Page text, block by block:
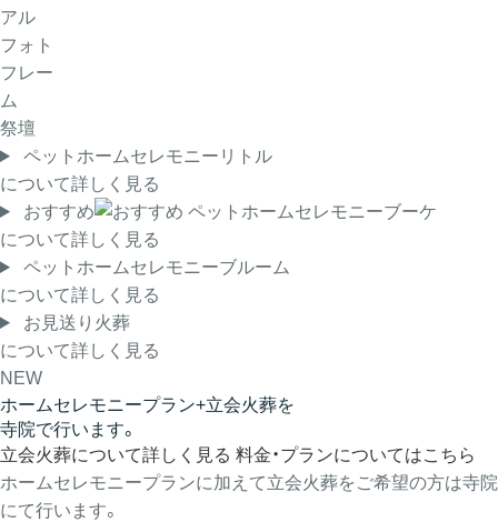
アル
フォト
フレー
ム
祭壇
ペットホームセレモニーリトル
について詳しく見る
おすすめ
ペットホームセレモニーブーケ
について詳しく見る
ペットホームセレモニーブルーム
について詳しく見る
お見送り火葬
について詳しく見る
NEW
ホームセレモニープラン+立会火葬を
寺院で行います。
立会火葬について詳しく見る 料金・プランについてはこちら
ホームセレモニープランに加えて立会火葬をご希望の方は寺院
にて行います。